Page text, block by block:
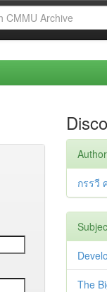
Author
กรรวี
The